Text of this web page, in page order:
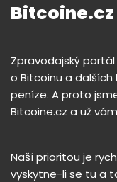
Bitcoine.cz
Zpravodajský
o Bitcoinu a dalších
peníze. A proto
Bitcoine.cz a už
Naší prioritou je
vyskytne-li se tu a